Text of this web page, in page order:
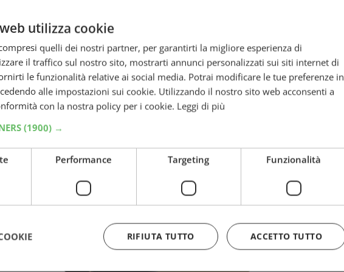
Rottura
da…
Scopri…
utilizza cookie
quelli dei nostri partner, per garantirti la migliore esperienza di
il traffico sul nostro sito, mostrarti annunci personalizzati sui siti internet di
le funzionalità relative ai social media. Potrai modificare le tue preferenze in
alle impostazioni sui cookie. Utilizzando il nostro sito web acconsenti a
con la nostra policy per i cookie. Leggi di più
(1900) →
Performance Targeting Funzionalità
ACCETTO TUTTO
RIFIUTA TUTTO